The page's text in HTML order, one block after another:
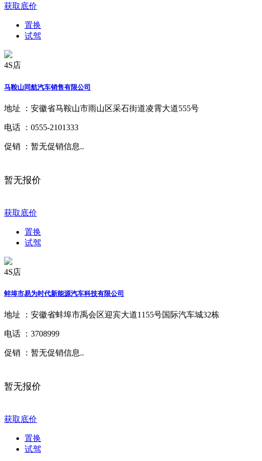
获取底价
置换
试驾
4S店
马鞍山同航汽车销售有限公司
地址 ： 安徽省马鞍山市雨山区采石街道凌霄大道555号
电话 ： 0555-2101333
促销 ： 暂无促销信息..
暂无报价
获取底价
置换
试驾
4S店
蚌埠市易为时代新能源汽车科技有限公司
地址 ： 安徽省蚌埠市禹会区迎宾大道1155号国际汽车城32栋
电话 ： 3708999
促销 ： 暂无促销信息..
暂无报价
获取底价
置换
试驾